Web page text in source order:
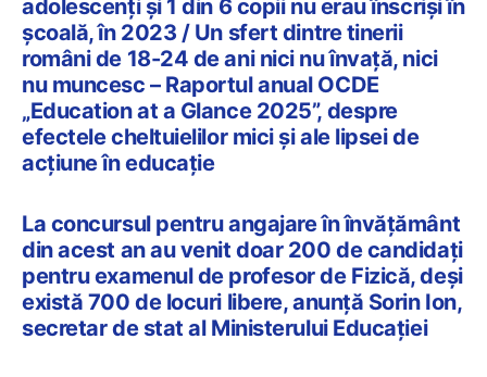
adolescenți și 1 din 6 copii nu erau înscriși în
școală, în 2023 / Un sfert dintre tinerii
români de 18-24 de ani nici nu învață, nici
nu muncesc – Raportul anual OCDE
„Education at a Glance 2025”, despre
efectele cheltuielilor mici și ale lipsei de
acțiune în educație
La concursul pentru angajare în învățământ
din acest an au venit doar 200 de candidați
pentru examenul de profesor de Fizică, deși
există 700 de locuri libere, anunță Sorin Ion,
secretar de stat al Ministerului Educației